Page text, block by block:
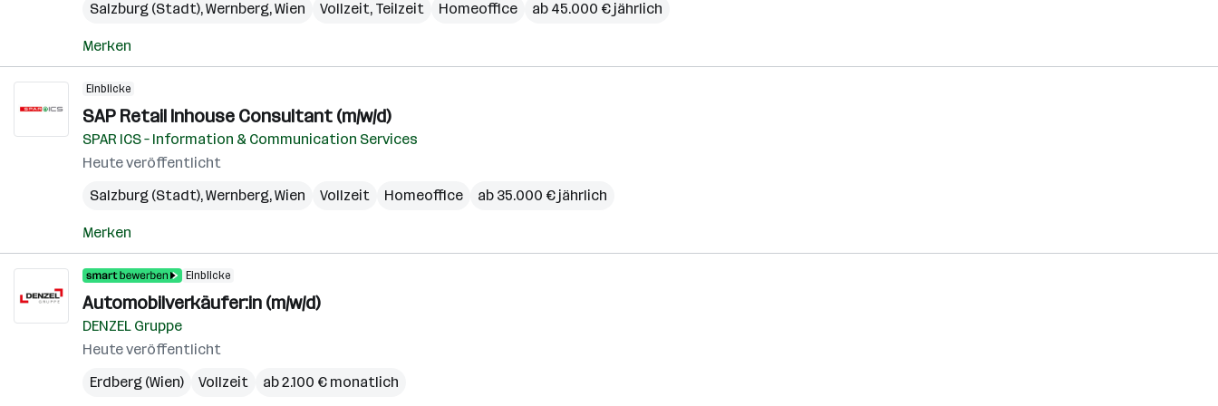
Salzburg (Stadt),Wernberg,Wien Vollzeit, Teilzeit Homeoffice ab 45.000 € jährlich
Merken
Einblicke
SAP Retail Inhouse Consultant (m/w/d)
SPAR ICS – Information & Communication Services
Heute veröffentlicht
Salzburg (Stadt),Wernberg,Wien Vollzeit Homeoffice ab 35.000 € jährlich
Merken
Einblicke
Automobilverkäufer:in (m/w/d)
DENZEL Gruppe
Heute veröffentlicht
Erdberg (Wien)
Vollzeit ab 2.100 € monatlich